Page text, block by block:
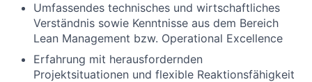
Umfassendes technisches und wirtschaftliches
Verständnis sowie Kenntnisse aus dem Bereich
Lean Management bzw. Operational Excellence
Erfahrung mit herausfordernden
Projektsituationen und flexible Reaktionsfähigkeit